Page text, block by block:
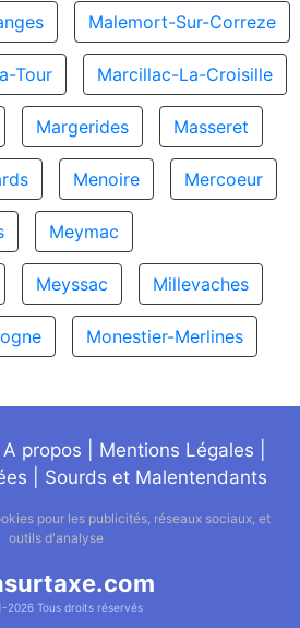
Malemort-Sur-Correze
Tour Marcillac-La-Croisille
Margerides Masseret
Menoire Mercoeur
Meymac
Meyssac Millevaches
Monestier-Merlines
A propos Mentions Légales
Sourds et Malentendants
pour les publicités, réseaux sociaux, et
outils d'analyse
2026 Tous droits réservés